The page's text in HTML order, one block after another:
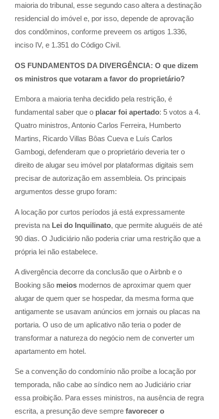
maioria do tribunal, esse segundo caso altera a destinação
residencial do imóvel e, por isso, depende de aprovação
dos condôminos, conforme preveem os artigos 1.336,
inciso IV, e 1.351 do Código Civil.
OS FUNDAMENTOS DA DIVERGÊNCIA: O que dizem
os ministros que votaram a favor do proprietário?
Embora a maioria tenha decidido pela restrição, é
fundamental saber que o placar foi apertado: 5 votos a 4.
Quatro ministros, Antonio Carlos Ferreira, Humberto
Martins, Ricardo Villas Bôas Cueva e Luís Carlos
Gambogi, defenderam que o proprietário deveria ter o
direito de alugar seu imóvel por plataformas digitais sem
precisar de autorização em assembleia. Os principais
argumentos desse grupo foram:
A locação por curtos períodos já está expressamente
prevista na Lei do Inquilinato, que permite aluguéis de até
90 dias. O Judiciário não poderia criar uma restrição que a
própria lei não estabelece.
A divergência decorre da conclusão que o Airbnb e o
Booking são meios modernos de aproximar quem quer
alugar de quem quer se hospedar, da mesma forma que
antigamente se usavam anúncios em jornais ou placas na
portaria. O uso de um aplicativo não teria o poder de
transformar a natureza do negócio nem de converter um
apartamento em hotel.
Se a convenção do condomínio não proíbe a locação por
temporada, não cabe ao síndico nem ao Judiciário criar
essa proibição. Para esses ministros, na ausência de regra
escrita, a presunção deve sempre favorecer o